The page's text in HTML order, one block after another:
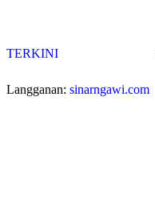
TERKINI
Langganan: sinarngawi.com